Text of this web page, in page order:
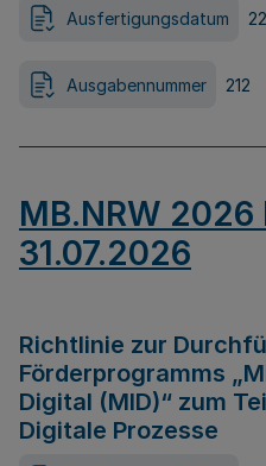
Ausfertigungsdatum
Ausgabennummer 212
MB.NRW 2026
31.07.2026
Richtlinie zur
Förderprogramms
Digital (MID)“ zum
Digitale Prozesse